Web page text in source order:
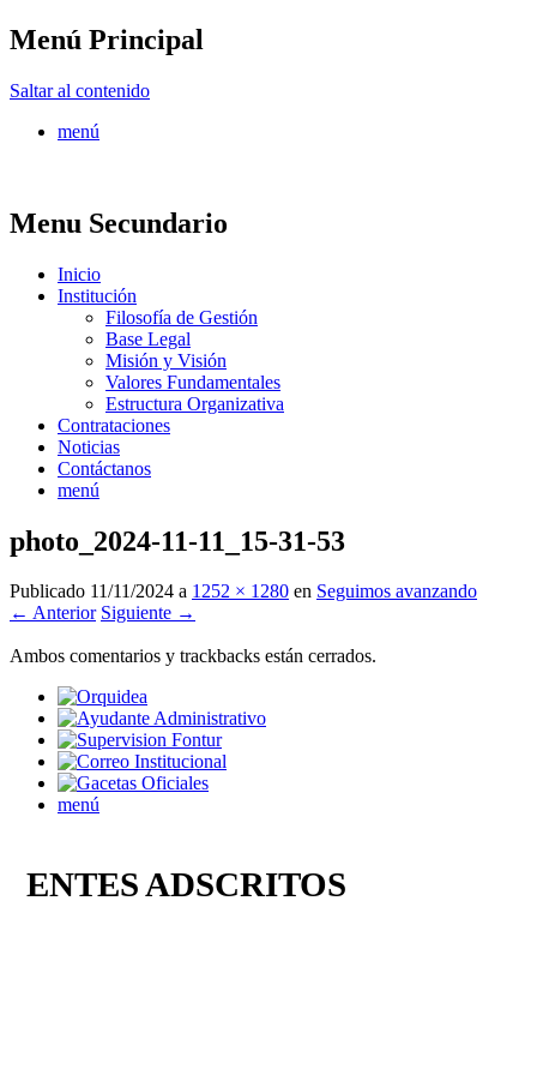
Menú Principal
Saltar al contenido
menú
Menu Secundario
Inicio
Institución
Filosofía de Gestión
Base Legal
Misión y Visión
Valores Fundamentales
Estructura Organizativa
Contrataciones
Noticias
Contáctanos
menú
photo_2024-11-11_15-31-53
Publicado 11/11/2024 a 1252 × 1280 en Seguimos avanzando
← Anterior Siguiente →
Ambos comentarios y trackbacks están cerrados.
menú
ENTES ADSCRITOS